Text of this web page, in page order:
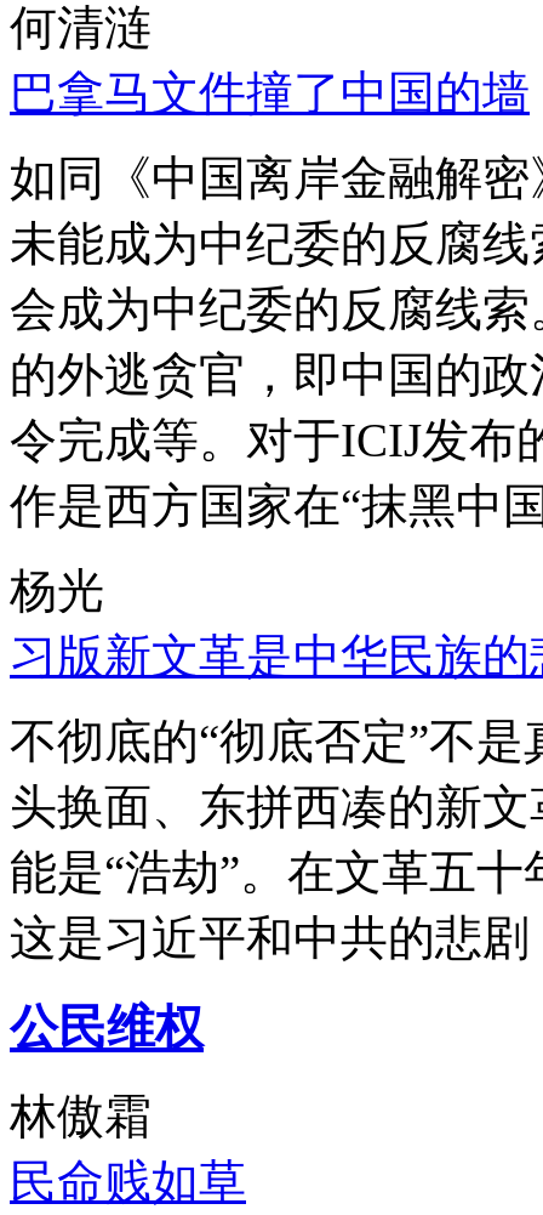
何清涟
巴拿马文件撞了中国的墙
如同《中国离岸金融解
未能成为中纪委的反腐
会成为中纪委的反腐线
的外逃贪官，即中国的
令完成等。对于ICIJ发布
作是西方国家在“抹黑中
杨光
习版新文革是中华民族的
不彻底的“彻底否定”不
头换面、东拼西凑的新
能是“浩劫”。在文革五
这是习近平和中共的悲
公民维权
林傲霜
民命贱如草